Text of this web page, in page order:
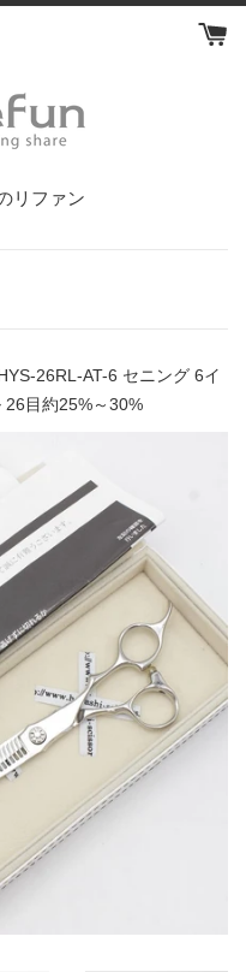
リファン
26RL-AT-6 セニング 6イ
26目約25%～30%